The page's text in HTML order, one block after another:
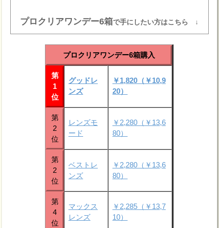
プロクリアワンデー6箱で手にしたい方はこちら ↓
プロクリアワンデー6箱購入
第
1
位
グッドレ
ンズ
￥1,820（￥10,9
20）
第
2
位
レンズモ
ード
￥2,280（￥13,6
80）
第
2
位
ベストレ
ンズ
￥2,280（￥13,6
80）
第
4
位
マックス
レンズ
￥2,285（￥13,7
10）